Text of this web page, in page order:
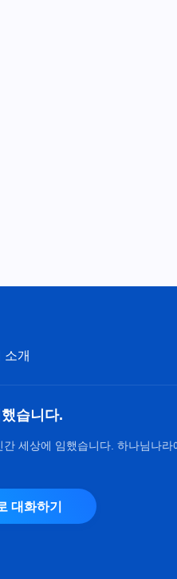
소개
습니다.
세상에 임했습니다. 하나님나라
대화하기